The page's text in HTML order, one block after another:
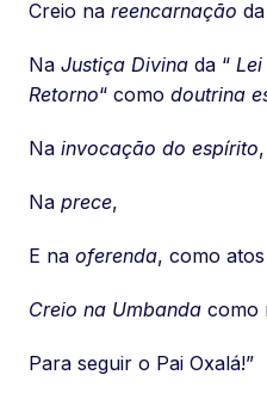
Creio na reencarnação
Na Justiça Divina da “
Retorno“ como doutrina
Na invocação do espírito,
Na prece,
E na oferenda, como
Creio na Umbanda como
Para seguir o Pai Oxalá!”